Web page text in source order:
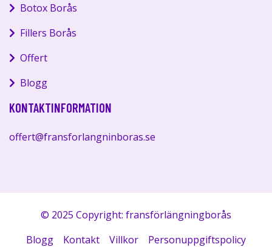
Botox Borås
Fillers Borås
Offert
Blogg
KONTAKTINFORMATION
offert@fransforlangninboras.se
© 2025 Copyright: fransförlängningborås
Blogg
Kontakt Villkor
Personuppgiftspolicy